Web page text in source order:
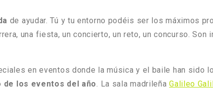
de ayudar. Tú y tu entorno podéis ser los máximos
una fiesta, un concierto, un reto, un concurso.
en eventos donde la música y el baile han sido
de los eventos del año. La sala madrileñaGalileo